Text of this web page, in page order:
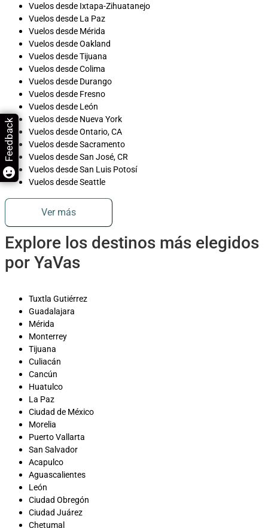
Vuelos desde Ixtapa-Zihuatanejo
Vuelos desde La Paz
Vuelos desde Mérida
Vuelos desde Oakland
Vuelos desde Tijuana
Vuelos desde Colima
Vuelos desde Durango
Vuelos desde Fresno
Vuelos desde León
Vuelos desde Nueva York
Vuelos desde Ontario, CA
Vuelos desde Sacramento
Vuelos desde San José, CR
Vuelos desde San Luis Potosí
Vuelos desde Seattle
Ver más
Explore los destinos más elegidos
por YaVas
Tuxtla Gutiérrez
Guadalajara
Mérida
Monterrey
Tijuana
Culiacán
Cancún
Huatulco
La Paz
Ciudad de México
Morelia
Puerto Vallarta
San Salvador
Acapulco
Aguascalientes
León
Ciudad Obregón
Ciudad Juárez
Chetumal
Feedback